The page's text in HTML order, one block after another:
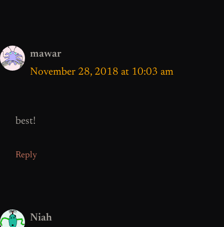
mawar
November 28, 2018 at 10:03 am
best!
Reply
Niah